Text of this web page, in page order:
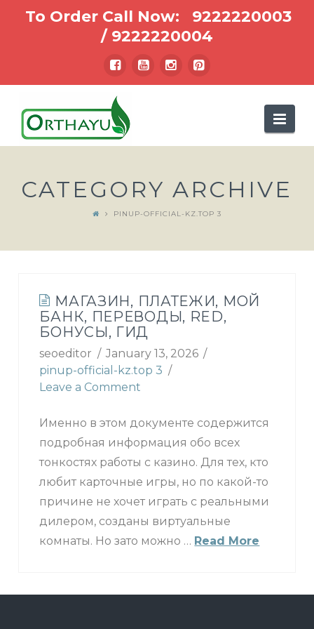
To Order Call Now: 9222220003
/ 9222220004
CATEGORY ARCHIVE
PINUP-OFFICIAL-KZ.TOP 3
МАГАЗИН, ПЛАТЕЖИ, МОЙ
БАНК, ПЕРЕВОДЫ, RED,
БОНУСЫ, ГИД
seoeditor
January 13, 2026
pinup-official-kz.top 3
Leave a Comment
Именно в этом документе содержится
подробная информация обо всех
тонкостях работы с казино. Для тех, кто
любит карточные игры, но по какой-то
причине не хочет играть с реальными
дилером, созданы виртуальные
комнаты. Но зато можно … Read More